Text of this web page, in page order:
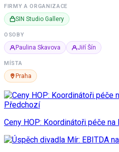
FIRMY A ORGANIZACE
SIN Studio Gallery
OSOBY
Paulina Skavova Jiří Šín
MÍSTA
Praha
Předchozí
Ceny HOP: Koordinátoři péče na